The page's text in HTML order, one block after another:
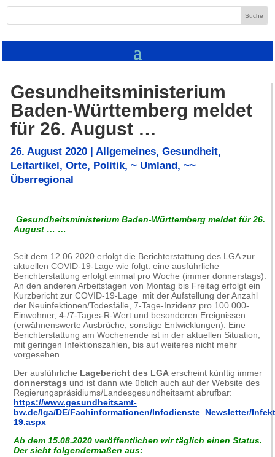
Gesundheitsministerium
Baden-Württemberg meldet
für 26. August …
26. August 2020 | Allgemeines, Gesundheit,
Leitartikel, Orte, Politik, ~ Umland, ~~
Überregional
Gesundheitsministerium Baden-Württemberg meldet für 26.
August … …
Seit dem 12.06.2020 erfolgt die Berichterstattung des LGA zur
aktuellen COVID-19-Lage wie folgt: eine ausführliche
Berichterstattung erfolgt einmal pro Woche (immer donnerstags).
An den anderen Arbeitstagen von Montag bis Freitag erfolgt ein
Kurzbericht zur COVID-19-Lage mit der Aufstellung der Anzahl
der Neuinfektionen/Todesfälle, 7-Tage-Inzidenz pro 100.000-
Einwohner, 4-/7-Tages-R-Wert und besonderen Ereignissen
(erwähnenswerte Ausbrüche, sonstige Entwicklungen). Eine
Berichterstattung am Wochenende ist in der aktuellen Situation,
mit geringen Infektionszahlen, bis auf weiteres nicht mehr
vorgesehen.
Der ausführliche Lagebericht des LGA erscheint künftig immer
donnerstags und ist dann wie üblich auch auf der Website des
Regierungspräsidiums/Landesgesundheitsamt abrufbar:
https://www.gesundheitsamt-
bw.de/lga/DE/Fachinformationen/Infodienste_Newsletter/
19.aspx
Ab dem 15.08.2020 veröffentlichen wir täglich einen Status.
Der sieht folgendermaßen aus: